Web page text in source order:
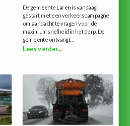
De gemeente Laren is vandaag
gestart met een verkeerscampagne
om aandacht te vragen voor de
maximumsnelheid in het dorp. De
gemeente ontvangt...
Lees verder...